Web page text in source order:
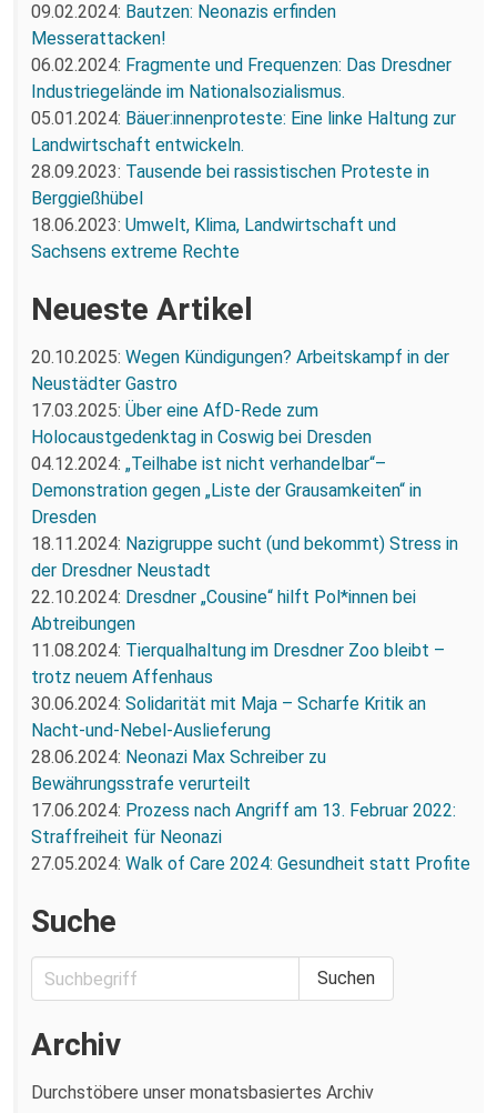
09.02.2024: Bautzen: Neonazis erfinden
Messerattacken!
06.02.2024: Fragmente und Frequenzen: Das Dresdner
Industriegelände im Nationalsozialismus.
05.01.2024: Bäuer:innenproteste: Eine linke Haltung zur
Landwirtschaft entwickeln.
28.09.2023: Tausende bei rassistischen Proteste in
Berggießhübel
18.06.2023: Umwelt, Klima, Landwirtschaft und
Sachsens extreme Rechte
Neueste Artikel
20.10.2025: Wegen Kündigungen? Arbeitskampf in der
Neustädter Gastro
17.03.2025: Über eine AfD-Rede zum
Holocaustgedenktag in Coswig bei Dresden
04.12.2024: „Teilhabe ist nicht verhandelbar“–
Demonstration gegen „Liste der Grausamkeiten“ in
Dresden
18.11.2024: Nazigruppe sucht (und bekommt) Stress in
der Dresdner Neustadt
22.10.2024: Dresdner „Cousine“ hilft Pol*innen bei
Abtreibungen
11.08.2024: Tierqualhaltung im Dresdner Zoo bleibt –
trotz neuem Affenhaus
30.06.2024: Solidarität mit Maja – Scharfe Kritik an
Nacht-und-Nebel-Auslieferung
28.06.2024: Neonazi Max Schreiber zu
Bewährungsstrafe verurteilt
17.06.2024: Prozess nach Angriff am 13. Februar 2022:
Straffreiheit für Neonazi
27.05.2024: Walk of Care 2024: Gesundheit statt Profite
Suche
Archiv
Durchstöbere unser monatsbasiertes Archiv